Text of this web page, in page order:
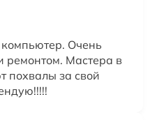
Очень
ремонтом. Мастера в
похвалы за свой